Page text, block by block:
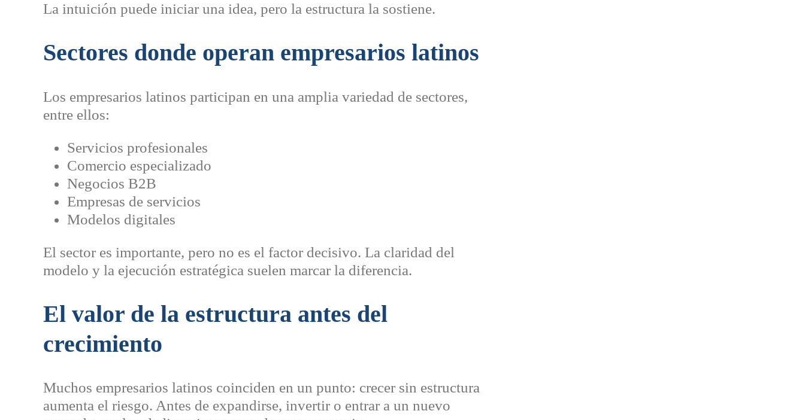
La intuición puede iniciar una idea, pero la estructura la sostiene.
Sectores donde operan empresarios latinos
Los empresarios latinos participan en una amplia variedad de sectores,
entre ellos:
Servicios profesionales
Comercio especializado
Negocios B2B
Empresas de servicios
Modelos digitales
El sector es importante, pero no es el factor decisivo. La claridad del
modelo y la ejecución estratégica suelen marcar la diferencia.
El valor de la estructura antes del
crecimiento
Muchos empresarios latinos coinciden en un punto: crecer sin estructura
aumenta el riesgo. Antes de expandirse, invertir o entrar a un nuevo